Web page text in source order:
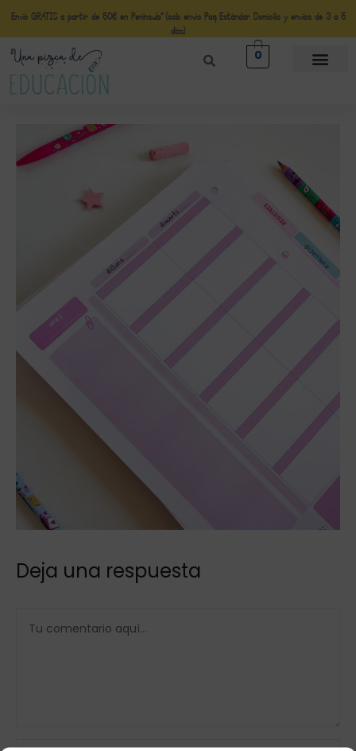
Envío GRATIS a partir de 50€ en Península* (solo envio Paq Estándar Domicilio y envíos de 3 a 5
días)
0
Deja una respuesta